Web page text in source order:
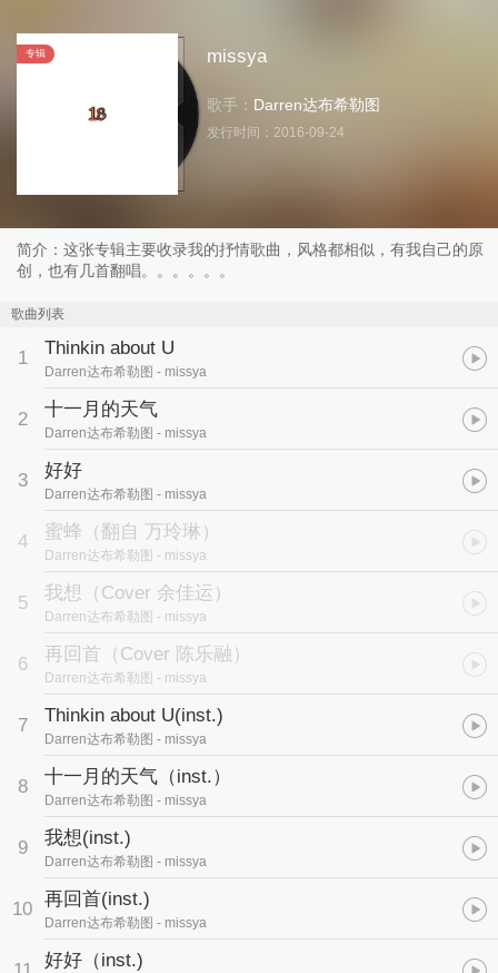
专辑 missya
歌手： Darren达布希勒图
发行时间： 2016-09-24
简介：这张专辑主要收录我的抒情歌曲，风格都相似，有我自己的原
创，也有几首翻唱。。。。。。
歌曲列表
1 Thinkin about U
Darren达布希勒图 - missya
2 十一月的天气
Darren达布希勒图 - missya
3 好好
Darren达布希勒图 - missya
4 蜜蜂（翻自 万玲琳）
Darren达布希勒图 - missya
5 我想（Cover 余佳运）
Darren达布希勒图 - missya
6 再回首（Cover 陈乐融）
Darren达布希勒图 - missya
7 Thinkin about U(inst.)
Darren达布希勒图 - missya
8 十一月的天气（inst.）
Darren达布希勒图 - missya
9 我想(inst.)
Darren达布希勒图 - missya
10 再回首(inst.)
Darren达布希勒图 - missya
好好（inst.)